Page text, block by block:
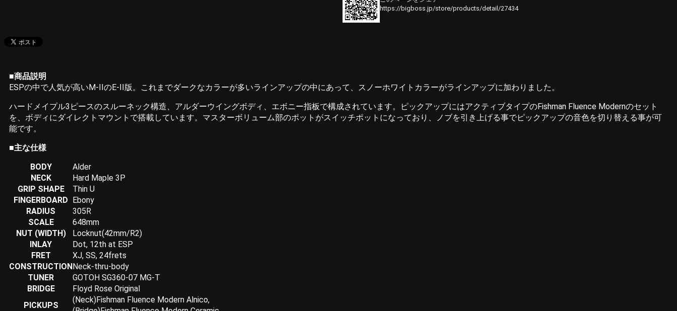
https://bigboss.jp/store/products/detail/27434
■商品説明
ESPの中で人気が高いM-IIのE-II版。これまでダークなカラーが多いラインアップの中にあって、スノーホワイトカラーがラインアップに加わりました。
ハードメイプル3ピースのスルーネック構造、アルダーウイングボディ、エボニー指板で構成されています。ピックアップにはアクティブタイプのFishman Fluence Modernのセット
を、ボディにダイレクトマウントで搭載しています。マスターボリューム部のポットがスイッチポットになっており、ノブを引き上げる事でピックアップの音色を切り替える事が可
能です。
■主な仕様
BODY
Alder
NECK
Hard Maple 3P
GRIP SHAPE
Thin U
FINGERBOARD
Ebony
RADIUS
305R
SCALE
648mm
NUT (WIDTH)
Locknut(42mm/R2)
INLAY
Dot, 12th at ESP
FRET
XJ, SS, 24frets
CONSTRUCTION Neck-thru-body
TUNER
GOTOH SG360-07 MG-T
BRIDGE
Floyd Rose Original
PICKUPS
(Neck)Fishman Fluence Modern Alnico,